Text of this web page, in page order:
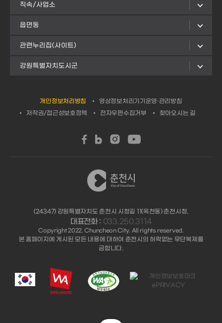
직속/사업소
읍면동
관련누리집(사이트)
강원특별자치도시군
개인정보처리방침
영상정보처리기기운영·관리방침
저작권/접근성보호정책
전자우편수집거부 찾아오시는 길
(24347) 강원특별자치도 춘천시 시청길 11(옥천동) 춘천시청.
대표전화 : 033.250.3114
Copyright 2022. Chuncheon City. All rights reserved.
본 홈페이지에 게시된 모든 내용에 대하여 춘천시의 허락없는 무단복제를
금합니다.